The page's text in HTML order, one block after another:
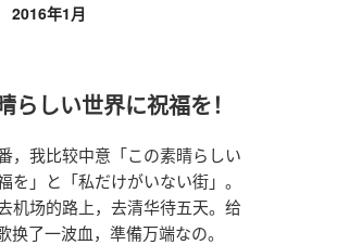
2016年1月
らしい世界に祝福を！
，我比较中意「この素晴らしい
を」と「私だけがいない街」。
机场的路上，去清华待五天。给
换了一波血，準備万端なの。